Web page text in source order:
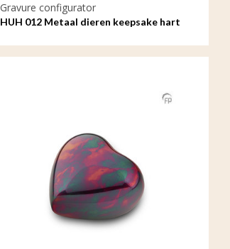
Gravure configurator
HUH 012 Metaal dieren keepsake hart